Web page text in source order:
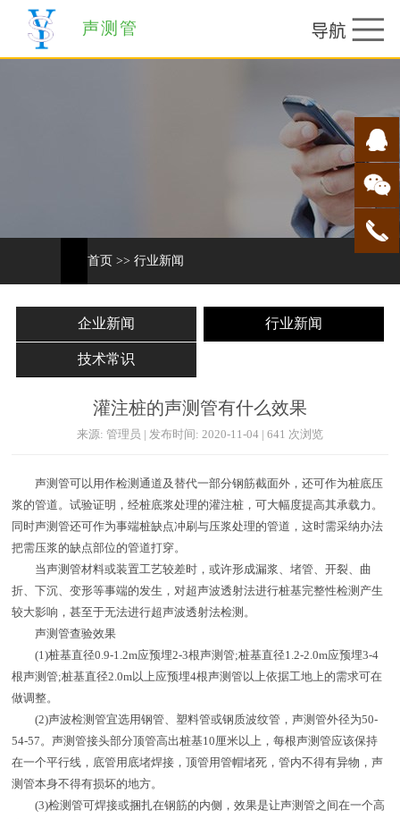
声测管
首页 >> 行业新闻
企业新闻 行业新闻
技术常识
灌注桩的声测管有什么效果
来源: 管理员 | 发布时间: 2020-11-04 | 641 次浏览
声测管可以用作检测通道及替代一部分钢筋截面外，还可作为桩底压
浆的管道。试验证明，经桩底浆处理的灌注桩，可大幅度提高其承载力。
同时声测管还可作为事端桩缺点冲刷与压浆处理的管道，这时需采纳办法
把需压浆的缺点部位的管道打穿。
当声测管材料或装置工艺较差时，或许形成漏浆、堵管、开裂、曲
折、下沉、变形等事端的发生，对超声波透射法进行桩基完整性检测产生
较大影响，甚至于无法进行超声波透射法检测。
声测管查验效果
(1)桩基直径0.9-1.2m应预埋2-3根声测管;桩基直径1.2-2.0m应预埋3-4
根声测管;桩基直径2.0m以上应预埋4根声测管以上依据工地上的需求可在
做调整。
(2)声波检测管宜选用钢管、塑料管或钢质波纹管，声测管外径为50-
54-57。声测管接头部分顶管高出桩基10厘米以上，每根声测管应该保持
在一个平行线，底管用底堵焊接，顶管用管帽堵死，管内不得有异物，声
测管本身不得有损坏的地方。
(3)检测管可焊接或捆扎在钢筋的内侧，效果是让声测管之间在一个高